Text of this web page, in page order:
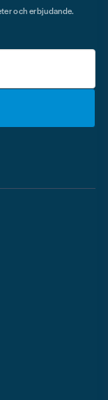
och erbjudande.